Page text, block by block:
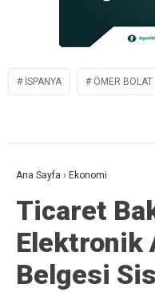
ISPANYA ÖMER BOLAT
Ana Sayfa › Ekonomi
Ticaret
Elektronik
Belgesi